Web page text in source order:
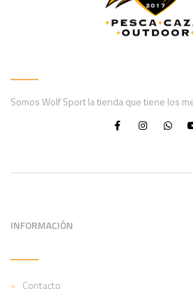
Somos Wolf Sport la tienda que tiene los
INFORMACIÓN
Contacto